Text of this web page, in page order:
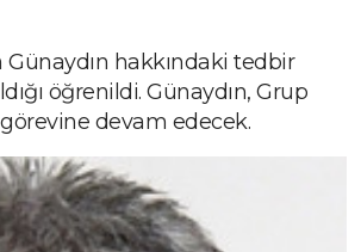
Günaydın hakkındaki tedbir
öğrenildi. Günaydın, Grup
devam edecek.